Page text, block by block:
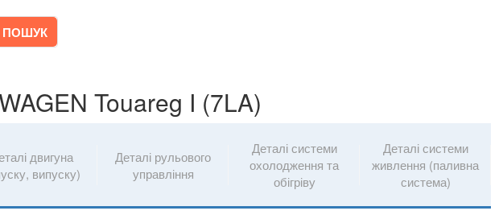
Touareg I (7LA)
двигуна
випуску)
Деталі рульового
управління
Деталі системи
охолодження та
обігріву
Деталі системи
живлення (паливна
система)